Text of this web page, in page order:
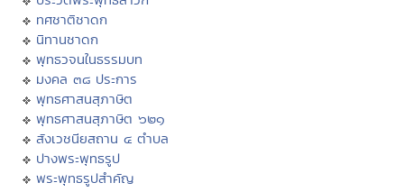
ทศชาติชาดก
นิทานชาดก
พุทธวจนในธรรมบท
มงคล ๓๘ ประการ
พุทธศาสนสุภาษิต
พุทธศาสนสุภาษิต ๖๒๑
สังเวชนียสถาน ๔ ตำบล
ปางพระพุทธรูป
พระพุทธรูปสำคัญ